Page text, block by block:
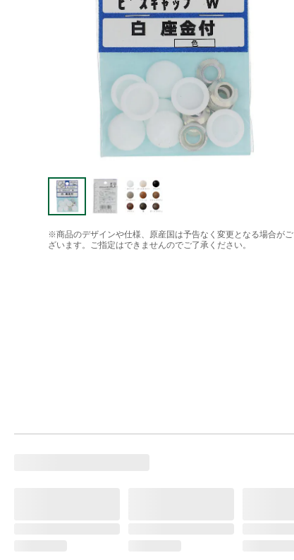
※商品のデザインや仕様、原産国は予告なく変更となる場合がご
ざいます。ご指定はできませんのでご了承ください。